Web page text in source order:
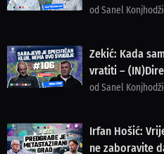
od Sanel
Zekić: Kada
vratiti –
od Sanel
Irfan Hošić:
ne zaboravite